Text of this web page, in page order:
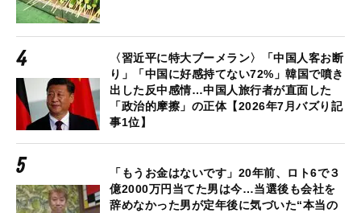
〈習近平に特大ブーメラン〉「中国人客お断
り」「中国に好感持てない72%」韓国で噴き
出した反中感情…中国人旅行者が直面した
「政治的摩擦」の正体【2026年7月バズり記
事1位】
「もうお金はないです」20年前、ロト6で３
億2000万円当てた男は今…当選後も会社を
辞めなかった男が定年後に気づいた“本当の